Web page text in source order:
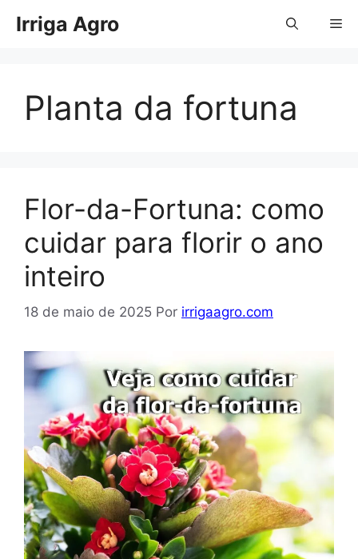
paraIrriga Agro
Planta da fortuna
Flor-da-Fortuna: como
cuidar para florir o ano
inteiro
18 de maio de 2025 Por irrigaagro.com